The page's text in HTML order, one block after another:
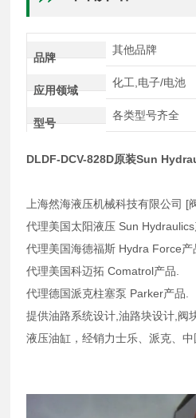
品牌
其他品牌
应用领域
化工,电子/电池
型号
各类型号齐全
DLDF-DCV-828D原装Sun
上海然海液压机械科技有限公司 [
代理美国太阳液压 Sun Hydraulics
代理美国海德福斯 Hydra Force产
代理美国科迈拓 Comatrol产品.
代理德国派克柱塞泵 Parker产品.
提供油路系统设计,油路块设计,阀
液压油缸，经销力士乐、派克、